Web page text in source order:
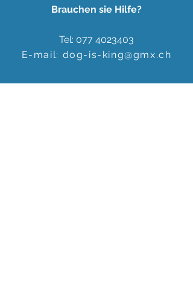
Brauchen sie Hilfe?
Tel: 077 4023403
E-mail: dog-is-king@gmx.ch